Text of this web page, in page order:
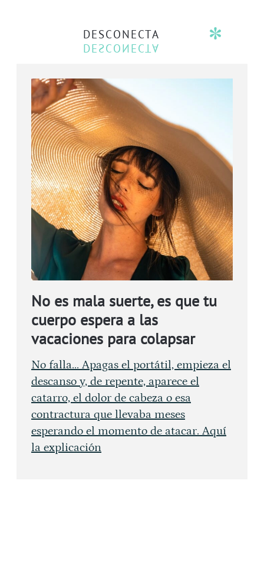
DESCONECTA
No es mala suerte, es que tu
cuerpo espera a las
vacaciones para colapsar
No falla... Apagas el portátil, empieza el
descanso y, de repente, aparece el
catarro, el dolor de cabeza o esa
contractura que llevaba meses
esperando el momento de atacar. Aquí
la explicación